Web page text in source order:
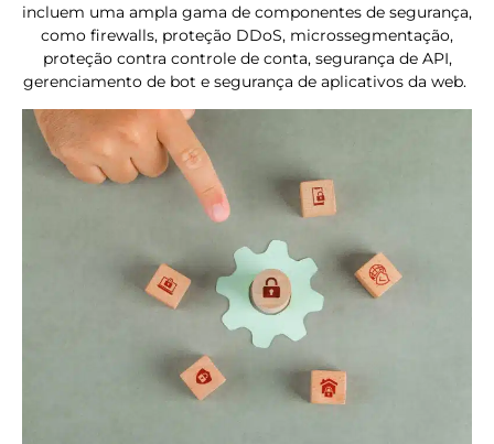
incluem uma ampla gama de componentes de segurança,
como firewalls, proteção DDoS, microssegmentação,
proteção contra controle de conta, segurança de API,
gerenciamento de bot e segurança de aplicativos da web.